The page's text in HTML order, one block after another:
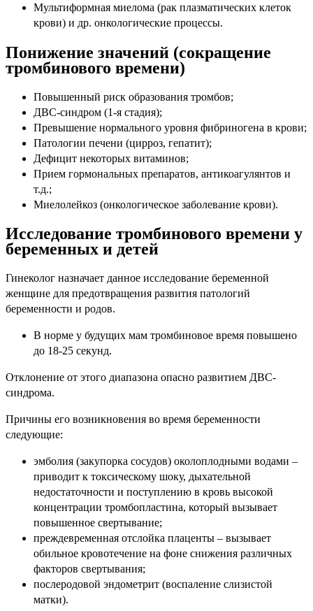
Мультиформная миелома (рак плазматических клеток
крови) и др. онкологические процессы.
Понижение значений (сокращение
тромбинового времени)
Повышенный риск образования тромбов;
ДВС-синдром (1-я стадия);
Превышение нормального уровня фибриногена в крови;
Патологии печени (цирроз, гепатит);
Дефицит некоторых витаминов;
Прием гормональных препаратов, антикоагулянтов и
т.д.;
Миелолейкоз (онкологическое заболевание крови).
Исследование тромбинового времени у
беременных и детей
Гинеколог назначает данное исследование беременной
женщине для предотвращения развития патологий
беременности и родов.
В норме у будущих мам тромбиновое время повышено
до 18-25 секунд.
Отклонение от этого диапазона опасно развитием ДВС-
синдрома.
Причины его возникновения во время беременности
следующие:
эмболия (закупорка сосудов) околоплодными водами –
приводит к токсическому шоку, дыхательной
недостаточности и поступлению в кровь высокой
концентрации тромбопластина, который вызывает
повышенное свертывание;
преждевременная отслойка плаценты – вызывает
обильное кровотечение на фоне снижения различных
факторов свертывания;
послеродовой эндометрит (воспаление слизистой
матки).